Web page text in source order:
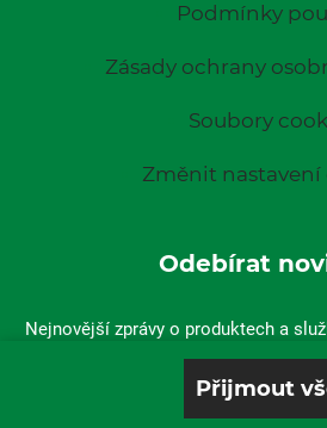
Podmínky
Zásady ochrany
Soubory
Změnit nastavení
Odebírat
Nejnovější zprávy o produktech a
vaší doručené